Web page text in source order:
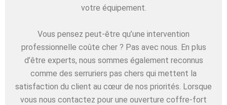
votre équipement.
Vous pensez peut-être qu’une intervention
professionnelle coûte cher ? Pas avec nous. En plus
d’être experts, nous sommes également reconnus
comme des serruriers pas chers qui mettent la
satisfaction du client au cœur de nos priorités. Lorsque
vous nous contactez pour une ouverture coffre-fort